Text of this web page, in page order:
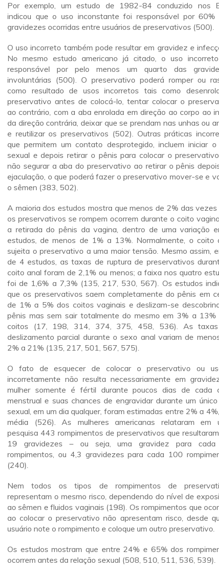
Por exemplo, um estudo de 1982-84 conduzido nos
indicou que o uso inconstante foi responsável por 60%
gravidezes ocorridas entre usuários de preservativos (500).
O uso incorreto também pode resultar em gravidez e
No mesmo estudo americano já citado, o uso
responsável por pelo menos um quarto das
involuntárias (500). O preservativo poderá romper ou
como resultado de usos incorretos tais como
preservativo antes de colocá-lo, tentar colocar o
ao contrário, com a aba enrolada em direção ao corpo ao
da direção contrária, deixar que se prendam nas unhas ou
e reutilizar os preservativos (502). Outras práticas
que permitem um contato desprotegido, incluem iniciar
sexual e depois retirar o pênis para colocar o
não segurar a aba do preservativo ao retirar o pênis
ejaculação, o que poderá fazer o preservativo mover-se e
o sêmen (383, 502).
A maioria dos estudos mostra que menos de 2% das vezes
os preservativos se rompem ocorrem durante o coito
a retirada do pênis da vagina, dentro de uma variação
estudos, de menos de 1% a 13%. Normalmente, o coito
sujeita o preservativo a uma maior tensão. Mesmo assim,
de 4 estudos, as taxas de ruptura de preservativos
coito anal foram de 2,1% ou menos; a faixa nos quatro
foi de 1,6% a 7,3% (135, 217, 530, 567). Os estudos
que os preservativos saem completamente do pênis em
de 1% a 5% dos coitos vaginais e deslizam-se
pênis mas sem sair totalmente do mesmo em 3% a 13%
coitos (17, 198, 314, 374, 375, 458, 536). As
deslizamento parcial durante o sexo anal variam de
2% a 21% (135, 217, 501, 567, 575).
O fato de esquecer de colocar o preservativo ou
incorretamente não resulta necessariamente em
mulher somente é fértil durante poucos dias de cada
menstrual e suas chances de engravidar durante um
sexual, em um dia qualquer, foram estimadas entre 2% a
média (526). As mulheres americanas relataram em
pesquisa 443 rompimentos de preservativos que
19 gravidezes – ou seja, uma gravidez para
rompimentos, ou 4,3 gravidezes para cada 100
(240).
Nem todos os tipos de rompimentos de
representam o mesmo risco, dependendo do nível de
ao sêmen e fluidos vaginais (198). Os rompimentos que
ao colocar o preservativo não apresentam risco, desde
usuário note o rompimento e coloque um outro preservativo.
Os estudos mostram que entre 24% e 65% dos
ocorrem antes da relação sexual (508, 510, 511, 536, 539).